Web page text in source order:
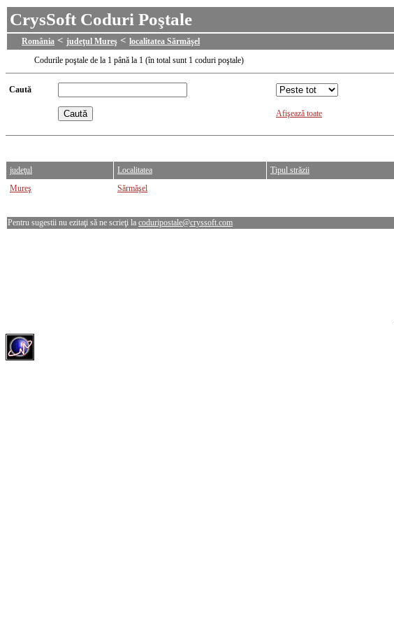
CrysSoft Coduri Poştale
România < judeţul Mureş < localitatea Sărmăşel
Codurile poştale de la 1 până la 1 (în total sunt 1 coduri poştale)
Caută
Afişează toate
judeţul Localitatea Tipul străzii
Mureş
Sărmăşel
Pentru sugestii nu ezitaţi să ne scrieţi la coduripostale@cryssoft.com